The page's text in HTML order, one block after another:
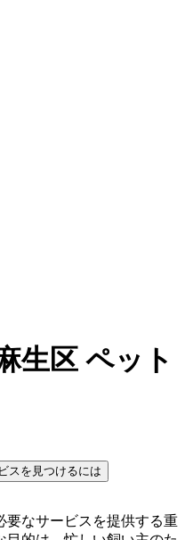
生区 ペット
スを見つけるには
要なサービスを提供する重